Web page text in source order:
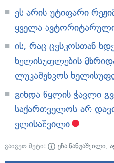
ეს არის უტიფარი
ყველა
ის, რაც ცესკოსთან
ხელისუფლების
ლუკაშენკოს
გინდა წყლის ჭავლი
საქართველოს არ
ელისაშვილი
გაიგეთ მეტი: უჩა ნანუაშვილი,